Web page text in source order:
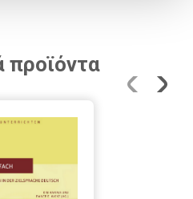
προϊόντα